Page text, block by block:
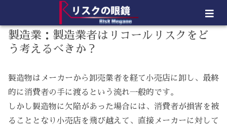
製造業：製造業者はリコールリスクをど
う考えるべきか？
製造物はメーカーから卸売業者を経て小売店に卸し、最終
的に消費者の手に渡るという流れ一般的です。
しかし製造物に欠陥があった場合には、消費者が損害を被
ることとなり小売店を飛び越えて、直接メーカーに対して